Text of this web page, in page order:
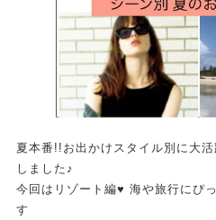
夏本番!!お出かけスタイル別に大
しました♪
今回はリゾート編♥ 海や旅行にぴ
す